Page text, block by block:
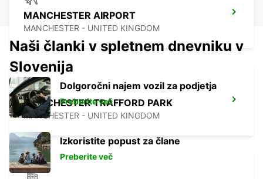
MANCHESTER AIRPORT
MANCHESTER - UNITED KINGDOM
MANCHESTER TRAFFORD PARK
MANCHESTER - UNITED KINGDOM
Naši članki v spletnem dnevniku v
Slovenija
Dolgoročni najem vozil za podjetja
Preberite več
Izkoristite popust za člane
Preberite več